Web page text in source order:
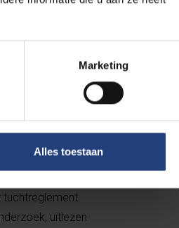
Marketing
Alles toestaan
en justitie. De
uitlezen